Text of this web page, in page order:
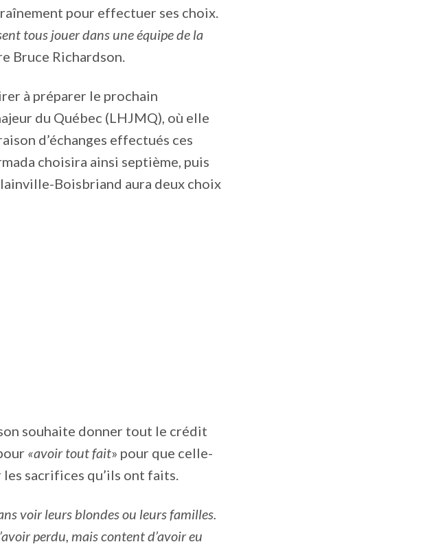
pour effectuer ses choix.
tous jouer dans une équipe de la
Bruce Richardson.
à préparer le prochain
du Québec (LHJMQ), où elle
d’échanges effectués ces
choisira ainsi septième, puis
Boisbriand aura deux choix
souhaite donner tout le crédit
«avoir tout fait» pour que celle-
sacrifices qu’ils ont faits.
voir leurs blondes ou leurs familles.
perdu, mais content d’avoir eu